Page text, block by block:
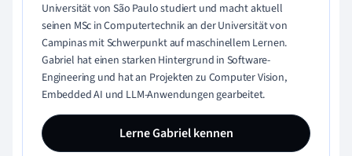
Universität von São Paulo studiert und macht aktuell
seinen MSc in Computertechnik an der Universität von
Campinas mit Schwerpunkt auf maschinellem Lernen.
Gabriel hat einen starken Hintergrund in Software-
Engineering und hat an Projekten zu Computer Vision,
Embedded AI und LLM-Anwendungen gearbeitet.
Lerne Gabriel kennen